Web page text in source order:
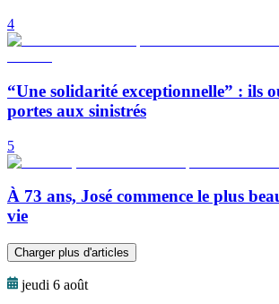
4
“Une solidarité exceptionnelle” : ils
portes aux sinistrés
5
À 73 ans, José commence le plus
vie
Charger plus d'articles
jeudi 6 août